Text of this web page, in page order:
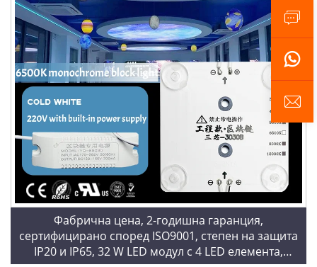
Фабрична цена, 2-годишна гаранция,
сертифицирано според ISO9001, степен на защита
IP20 и IP65, 32 W LED модул с 4 LED елемента,